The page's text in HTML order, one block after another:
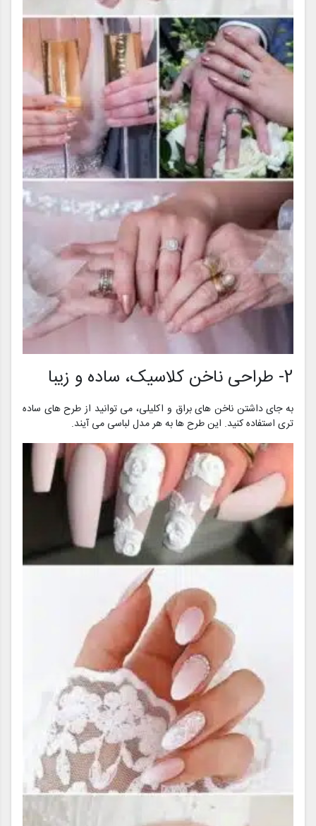
2- طراحی ناخن کلاسیک، ساده و زیبا
به جای داشتن ناخن های براق و اکلیلی، می توانید از طرح های ساده
تری استفاده کنید. این طرح ها به هر مدل لباسی می آیند.